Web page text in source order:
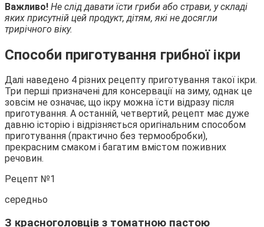
Важливо! Не слід давати їсти гриби або страви, у складі
яких присутній цей продукт, дітям, які не досягли
трирічного віку.
Способи приготування грибної ікри
Далі наведено 4 різних рецепту приготування такої ікри.
Три перші призначені для консервації на зиму, однак це
зовсім не означає, що ікру можна їсти відразу після
приготування. А останній, четвертий, рецепт має дуже
давню історію і відрізняється оригінальним способом
приготування (практично без термообробки),
прекрасним смаком і багатим вмістом поживних
речовин.
Рецепт №1
середньо
З красноголовців з томатною пастою